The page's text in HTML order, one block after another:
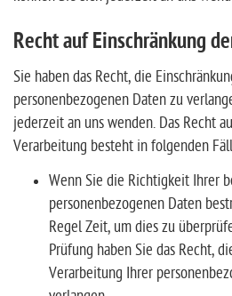
Recht auf Einschränkung
Sie haben das Recht, die
personenbezogenen Daten zu
jederzeit an uns wenden. Das Recht
Verarbeitung besteht in folgenden
Wenn Sie die Richtigkeit Ihrer
personenbezogenen Daten
Regel Zeit, um dies zu
Prüfung haben Sie das Recht,
Verarbeitung Ihrer